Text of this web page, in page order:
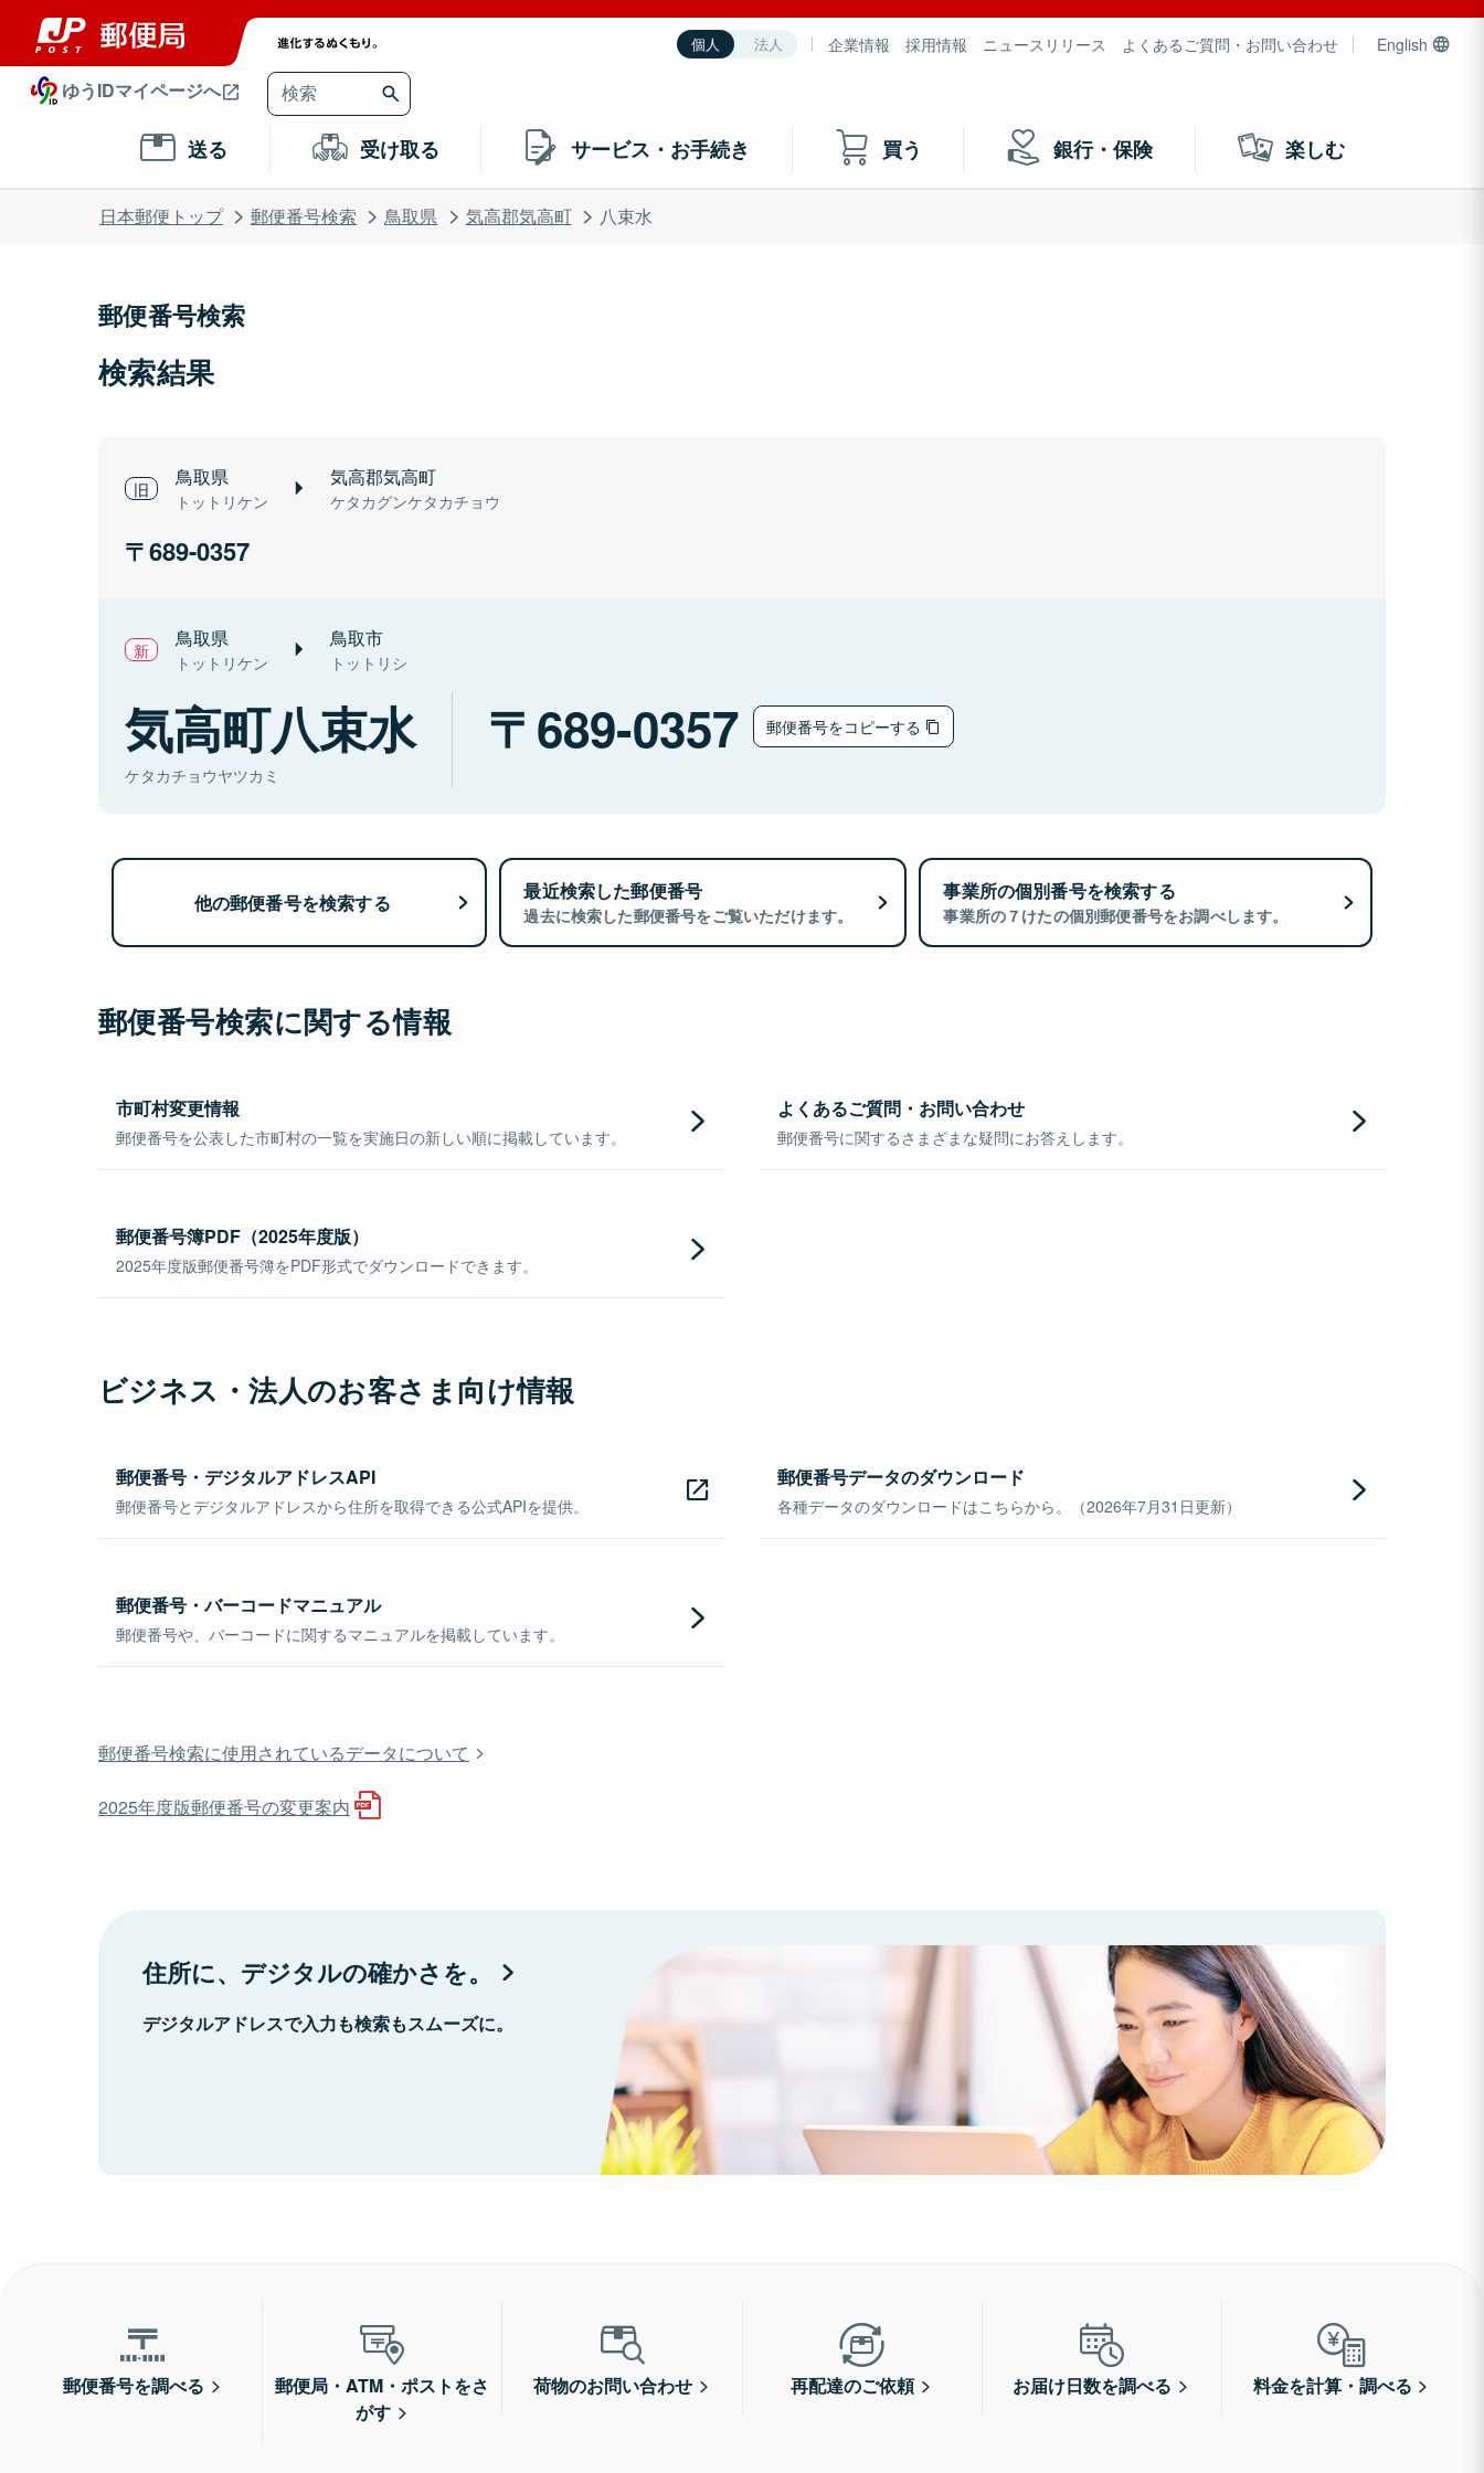
個人 法人 企業情報 採用情報 ニュースリリース よくあるご質問・お問い合わせ English
ゆうIDマイページへ
送る 受け取る サービス・お手続き 買う 銀行・保険 楽しむ
日本郵便トップ 郵便番号検索 鳥取県 気高郡気高町 八束水
郵便番号検索
検索結果
鳥取県
トットリケン
気高郡気高町
ケタカグンケタカチョウ
689-0357
鳥取県
トットリケン
鳥取市
トットリシ
気高町八束水
ケタカチョウヤツカミ
689-0357 郵便番号をコピーする
他の郵便番号を検索する 最近検索した郵便番号
過去に検索した郵便番号をご覧いただけます。
事業所の個別番号を検索する
事業所の７けたの個別郵便番号をお調べします。
郵便番号検索に関する情報
市町村変更情報
郵便番号を公表した市町村の一覧を実施日の新しい順に掲載しています。
よくあるご質問・お問い合わせ
郵便番号に関するさまざまな疑問にお答えします。
郵便番号簿PDF（2025年度版）
2025年度版郵便番号簿をPDF形式でダウンロードできます。
ビジネス・法人のお客さま向け情報
郵便番号・デジタルアドレスAPI
郵便番号とデジタルアドレスから住所を取得できる公式APIを提供。
郵便番号データのダウンロード
各種データのダウンロードはこちらから。（2026年7月31日更新）
郵便番号・バーコードマニュアル
郵便番号や、バーコードに関するマニュアルを掲載しています。
郵便番号検索に使用されているデータについて
2025年度版郵便番号の変更案内
住所に、デジタルの確かさを。
デジタルアドレスで入力も検索もスムーズに。
郵便番号を調べる
郵便局・ATM・ポストをさ
がす
荷物のお問い合わせ 再配達のご依頼 お届け日数を調べる 料金を計算・調べる